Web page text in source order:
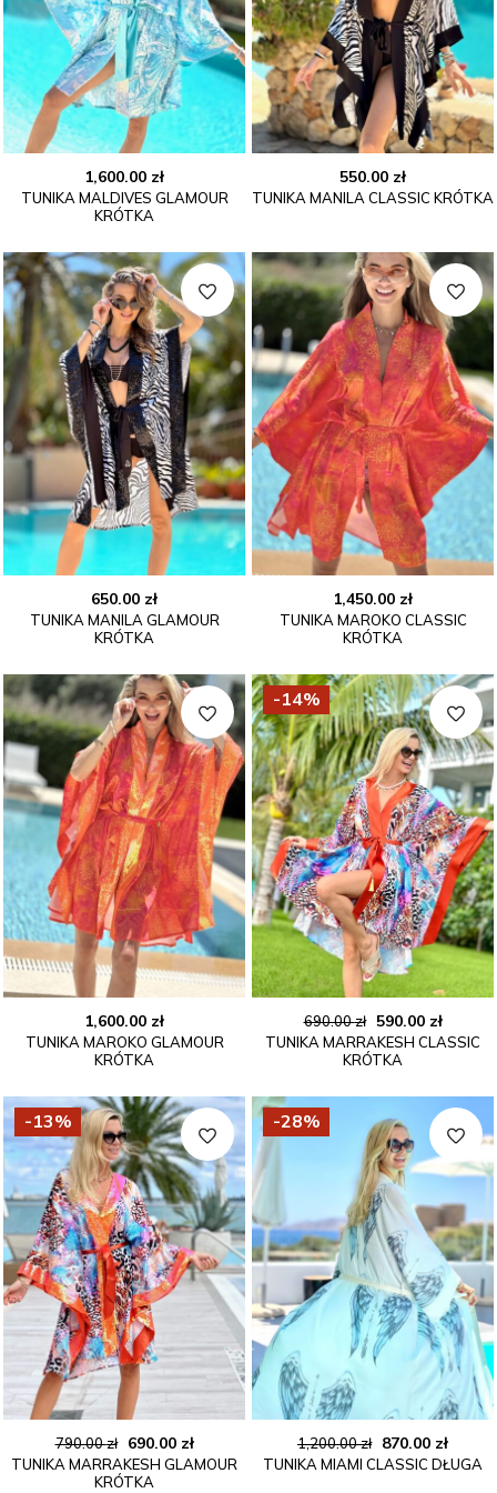
1,600.00 zł
TUNIKA MALDIVES GLAMOUR
KRÓTKA
550.00 zł
TUNIKA MANILA CLASSIC KRÓTKA
650.00 zł
TUNIKA MANILA GLAMOUR
KRÓTKA
1,450.00 zł
TUNIKA MAROKO CLASSIC
KRÓTKA
1,600.00 zł
TUNIKA MAROKO GLAMOUR
KRÓTKA
-14%
690.00zł
Pierwotna
cena
wynosiła:
690.00 zł.
590.00 zł
cena
590.00
TUNIKA MARRAKESH CLASSIC
KRÓTKA
-13%
790.00zł
Pierwotna
cena
690.00 złAktualna
cena
TUNIKA MARRAKESH GLAMOUR
KRÓTKA
-28%
1,200.00zł
Pierwotna
cena
870.00 zł
cena
TUNIKA MIAMI CLASSIC DŁUGA